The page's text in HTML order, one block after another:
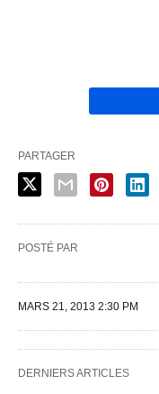
PARTAGER
POSTÉ PAR
MARS 21, 2013 2:30 PM
DERNIERS ARTICLES